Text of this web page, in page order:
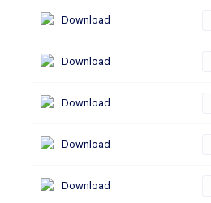
Download
Download
Download
Download
Download